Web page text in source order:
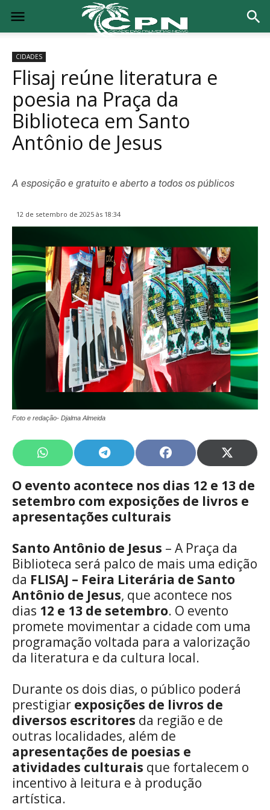
CIDADES
Flisaj reúne literatura e
poesia na Praça da
Biblioteca em Santo
Antônio de Jesus
A esposição e gratuito e aberto a todos os públicos
12 de setembro de 2025 às 18:34
Foto e redação- Djalma Almeida
Share
on
WhatsApp
Share
on
Telegram
Share
on
Facebook
Share
on
X
O evento acontece nos dias 12 e 13 de
setembro com exposições de livros e
apresentações culturais
Santo Antônio de Jesus – A Praça da
Biblioteca será palco de mais uma edição
da FLISAJ – Feira Literária de Santo
Antônio de Jesus, que acontece nos
dias 12 e 13 de setembro. O evento
promete movimentar a cidade com uma
programação voltada para a valorização
da literatura e da cultura local.
Durante os dois dias, o público poderá
prestigiar exposições de livros de
diversos escritores da região e de
outras localidades, além de
apresentações de poesias e
atividades culturais que fortalecem o
incentivo à leitura e à produção
artística.